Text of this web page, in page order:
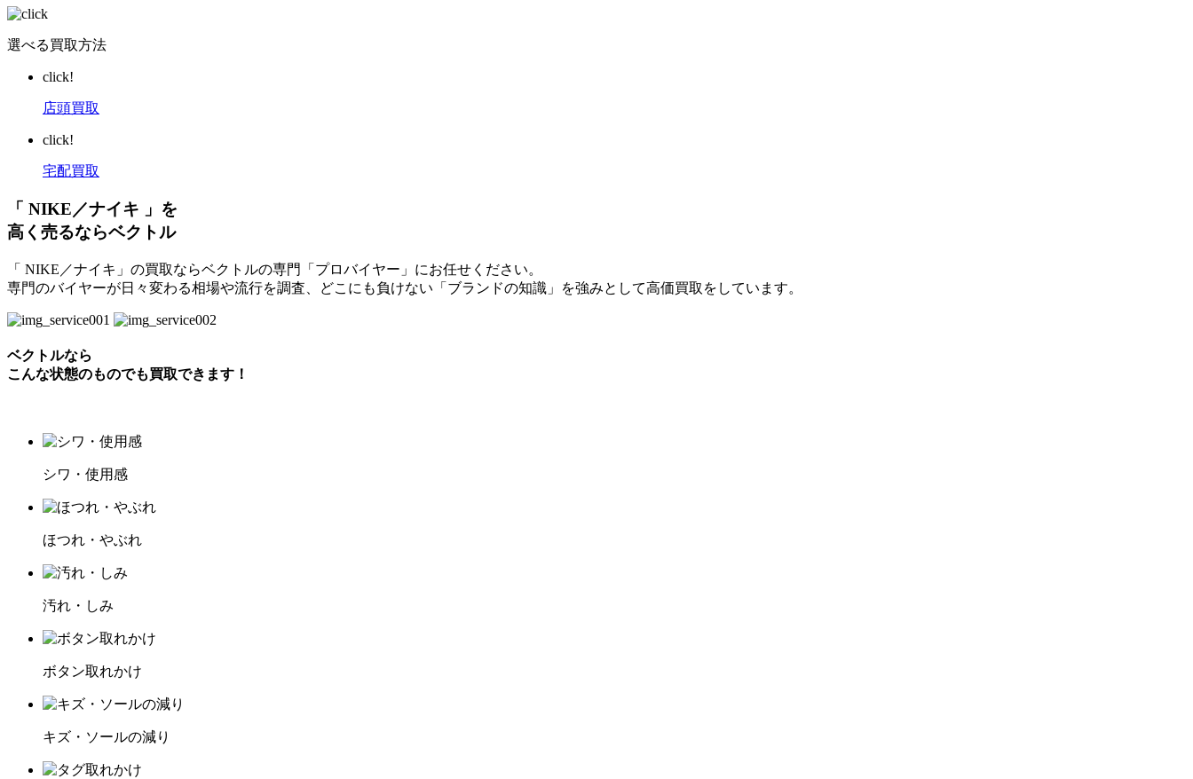
選べる買取方法
click!
店頭買取
click!
宅配買取
「 NIKE／ナイキ 」を
高く売るならベクトル
「 NIKE／ナイキ」の買取ならベクトルの専門「プロバイヤー」にお任せください。
専門のバイヤーが日々変わる相場や流行を調査、どこにも負けない「ブランドの知識」を強みとして高価買取をしています。
ベクトルなら
こんな状態のものでも買取できます！
シワ・使用感
ほつれ・やぶれ
汚れ・しみ
ボタン取れかけ
キズ・ソールの減り